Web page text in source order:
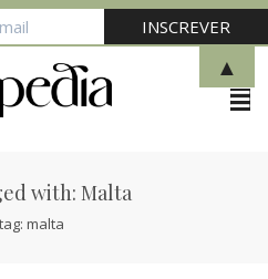
with: Malta
tag: malta
▲